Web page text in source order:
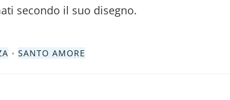
secondo il suo disegno.
• SANTO AMORE